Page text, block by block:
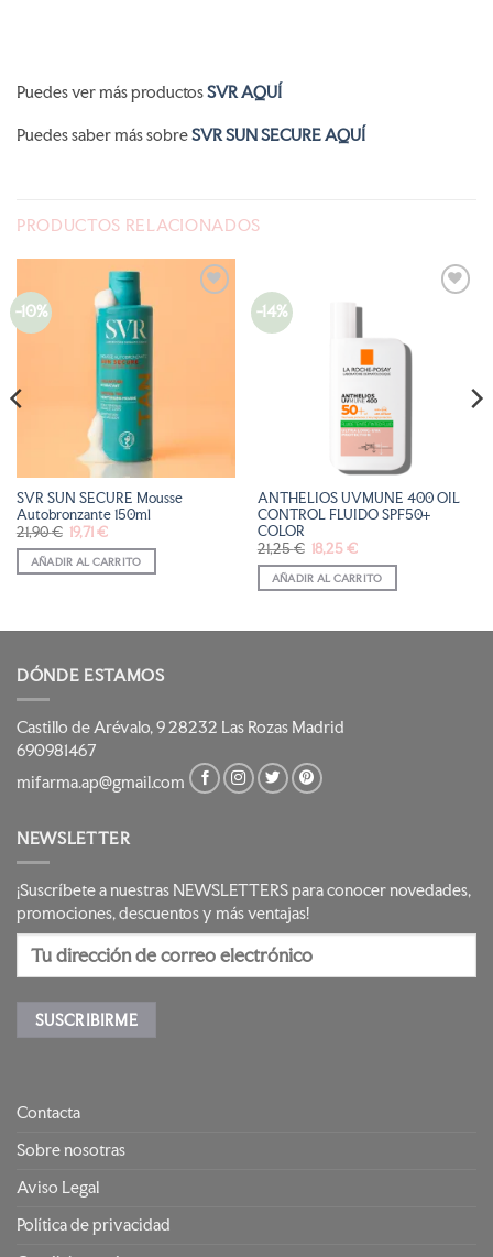
Puedes ver más productosSVR AQUÍ
Puedes saber más sobreSVR SUN SECURE AQUÍ
PRODUCTOS RELACIONADOS
-10%
SVR SUN SECURE Mousse
Autobronzante 150ml
21,90€ El
precio
original
era:
21,90 €.
19,71€El
actual
es:
19,71 €.
AÑADIR AL CARRITO
-14%
ANTHELIOS UVMUNE 400 OIL
CONTROL FLUIDO SPF50+
COLOR
21,25€ El
precio
original
era:
21,25 €.
18,25€El
actual
es:
18,25 €.
AÑADIR AL CARRITO
DÓNDE ESTAMOS
Castillo de Arévalo, 9 28232 Las Rozas Madrid
690981467
mifarma.ap@gmail.com
NEWSLETTER
¡Suscríbete a nuestras NEWSLETTERS para conocer novedades,
promociones, descuentos y más ventajas!
Contacta
Sobre nosotras
Aviso Legal
Política de privacidad